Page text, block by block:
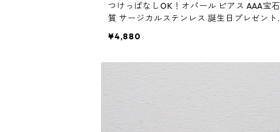
つけっぱなしOK！オパール ピアス AAA宝石
質 サージカルステンレス 誕生日プレゼント
¥4,880